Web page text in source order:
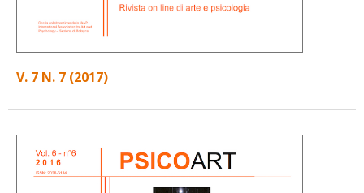
V. 7 N. 7 (2017)